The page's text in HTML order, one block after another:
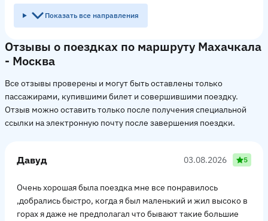
Показать все направления
Отзывы о поездках по маршруту Махачкала
- Москва
Все отзывы проверены и могут быть оставлены только
пассажирами, купившими билет и совершившими поездку.
Отзыв можно оставить только после получения специальной
ссылки на электронную почту после завершения поездки.
Давуд 03.08.2026 5
Очень хорошая была поездка мне все понравилось
,добрались быстро, когда я был маленький и жил высоко в
горах я даже не предполагал что бывают такие большие